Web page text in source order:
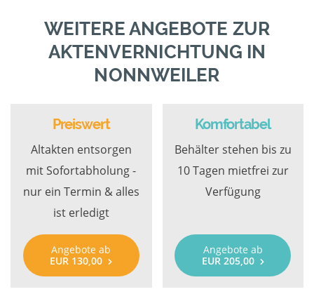
WEITERE ANGEBOTE ZUR
AKTENVERNICHTUNG IN
NONNWEILER
Preiswert
Altakten entsorgen
mit Sofortabholung -
nur ein Termin & alles
ist erledigt
Angebote ab
EUR 130,00
Komfortabel
Behälter stehen bis zu
10 Tagen mietfrei zur
Verfügung
Angebote ab
EUR 205,00